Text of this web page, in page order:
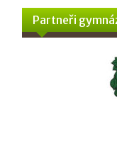
Partneři